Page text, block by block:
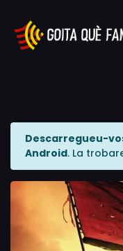
Descarregueu-
Android. La